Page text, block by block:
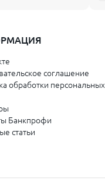
соглашение
обработки персональных
Банкпрофи
статьи